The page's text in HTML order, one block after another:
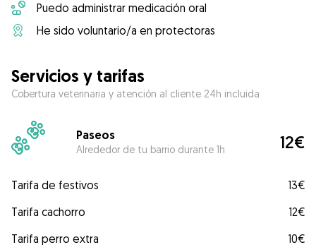
Puedo administrar medicación oral
He sido voluntario/a en protectoras
Servicios y tarifas
Cobertura veterinaria y atención al cliente 24h incluida
Paseos
Alrededor de tu barrio durante 1h 12€
Tarifa de festivos
13€
Tarifa cachorro
12€
Tarifa perro extra
10€